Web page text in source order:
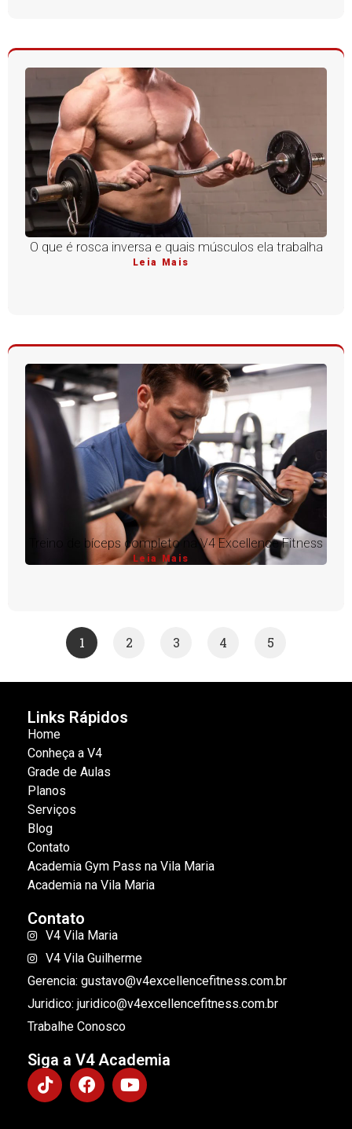
O que é rosca inversa e quais músculos ela trabalha
Leia Mais
Treino de bíceps completo na V4 Excellence Fitness
Leia Mais
1 2 3 4 5
Links Rápidos
Home
Conheça a V4
Grade de Aulas
Planos
Serviços
Blog
Contato
Academia Gym Pass na Vila Maria
Academia na Vila Maria
Contato
V4 Vila Maria
V4 Vila Guilherme
Gerencia: gustavo@v4excellencefitness.com.br
Juridico: juridico@v4excellencefitness.com.br
Trabalhe Conosco
Siga a V4 Academia